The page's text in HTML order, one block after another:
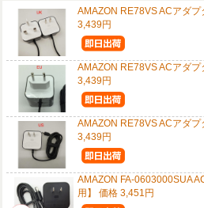
AMAZON RE78VS ACアダ
3,439円
AMAZON RE78VS ACアダ
3,439円
AMAZON RE78VS ACアダ
3,439円
AMAZON FA-0603000SUA
用】 価格 3,451円